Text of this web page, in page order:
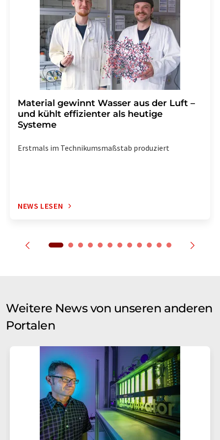
widerrufen. Zudem ist in jeder E-Mail ein Link zur
Abbestellung des entsprechenden Newsletters
enthalten.
Material gewinnt Wasser aus der Luft –
und kühlt effizienter als heutige
Systeme
Erstmals im Technikumsmaßstab produziert
NEWS LESEN
Weitere News von unseren anderen
Portalen